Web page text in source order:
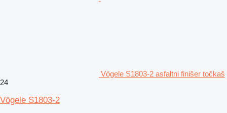
Vögele S1803-2 asfaltni finišer točkaš
24
Vögele S1803-2